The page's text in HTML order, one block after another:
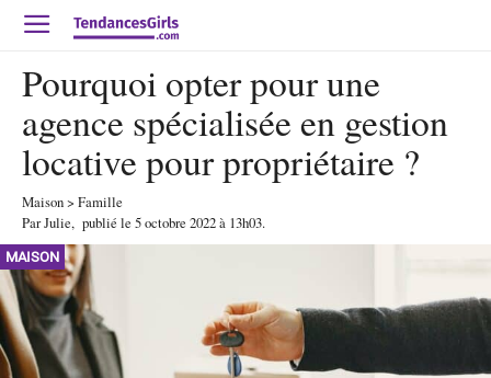
Pourquoi opter pour une
agence spécialisée en gestion
locative pour propriétaire ?
Maison> Famille
ParJulie, publié le 5 octobre 2022à 13h03.
MAISON